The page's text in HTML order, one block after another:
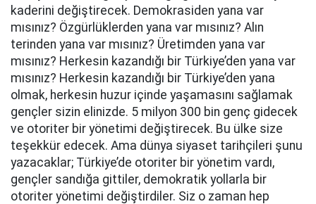
kaderini değiştirecek. Demokrasiden yana var
mısınız? Özgürlüklerden yana var mısınız? Alın
terinden yana var mısınız? Üretimden yana var
mısınız? Herkesin kazandığı bir Türkiye’den yana var
mısınız? Herkesin kazandığı bir Türkiye’den yana
olmak, herkesin huzur içinde yaşamasını sağlamak
gençler sizin elinizde. 5 milyon 300 bin genç gidecek
ve otoriter bir yönetimi değiştirecek. Bu ülke size
teşekkür edecek. Ama dünya siyaset tarihçileri şunu
yazacaklar; Türkiye’de otoriter bir yönetim vardı,
gençler sandığa gittiler, demokratik yollarla bir
otoriter yönetimi değiştirdiler. Siz o zaman hep